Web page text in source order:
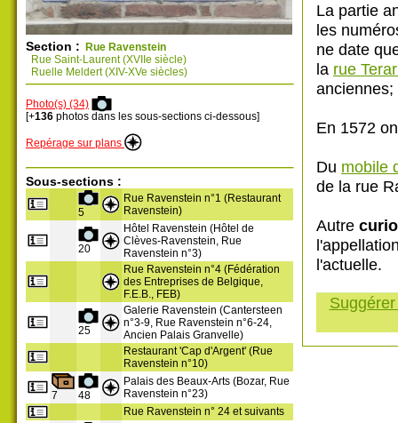
Section : Rue Ravenstein
Rue Saint-Laurent (XVIIe siècle)
Ruelle Meldert (XIV-XVe siècles)
Photo(s) (34)
[+136 photos dans les sous-sections ci-dessous]
Repérage sur plans
Sous-sections :
5
Rue Ravenstein n°1 (Restaurant
Ravenstein)
20
Hôtel Ravenstein (Hôtel de
Clèves-Ravenstein, Rue
Ravenstein n°3)
Rue Ravenstein n°4 (Fédération
des Entreprises de Belgique,
F.E.B., FEB)
25
Galerie Ravenstein (Cantersteen
n°3-9, Rue Ravenstein n°6-24,
Ancien Palais Granvelle)
Restaurant 'Cap d'Argent' (Rue
Ravenstein n°10)
7 48
Palais des Beaux-Arts (Bozar, Rue
Ravenstein n°23)
Rue Ravenstein n° 24 et suivants
La partie
les
ne date
la rue
En 1572
Du mobile
de la rue
Autre
l'actuelle.